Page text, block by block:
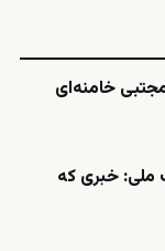
خامنه‌ای
ملی: خبری که